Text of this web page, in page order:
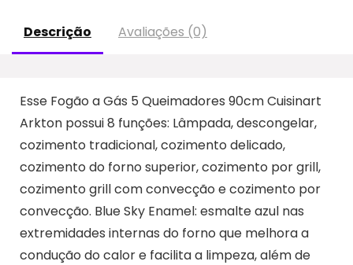
Descrição Avaliações (0)
Esse Fogão a Gás 5 Queimadores 90cm Cuisinart
Arkton possui 8 funções: Lâmpada, descongelar,
cozimento tradicional, cozimento delicado,
cozimento do forno superior, cozimento por grill,
cozimento grill com convecção e cozimento por
convecção. Blue Sky Enamel: esmalte azul nas
extremidades internas do forno que melhora a
condução do calor e facilita a limpeza, além de